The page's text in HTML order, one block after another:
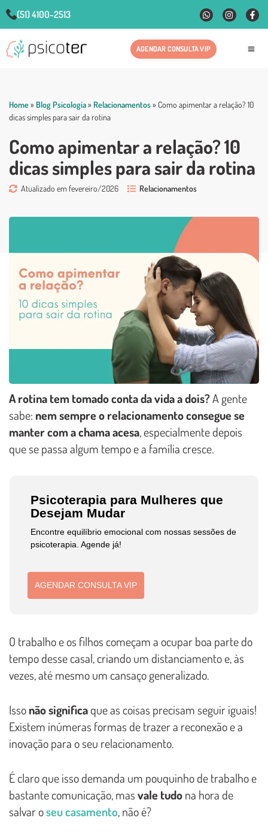
(51) 4100-2513
AGENDAR CONSULTA VIP
Home» Blog Psicologia» Relacionamentos» Como apimentar a relação? 10
dicas simples para sair da rotina
Como apimentar a relação? 10
dicas simples para sair da rotina
Atualizado em fevereiro/2026 Relacionamentos
A rotina tem tomado conta da vida a dois?A gente
sabe: nem sempre o relacionamento consegue se
manter com a chama acesa, especialmente depois
que se passa algum tempo e a família cresce.
Psicoterapia para Mulheres que
Desejam Mudar
Encontre equilíbrio emocional com nossas sessões de
psicoterapia. Agende já!
AGENDAR CONSULTA VIP
O trabalho e os filhos começam a ocupar boa parte do
tempo desse casal, criando um distanciamento e, às
vezes, até mesmo um cansaço generalizado.
Issonão significaque as coisas precisam seguir iguais!
Existem inúmeras formas de trazer a reconexão e a
inovação para o seu relacionamento.
É claro que isso demanda um pouquinho de trabalho e
bastante comunicação, masvale tudona hora de
salvar oseu casamento, não é?